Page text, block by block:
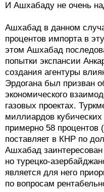
И Ашхабаду не очень
Ашхабад в данном
процентов импорта в
этом Ашхабад
попытки экспансии
создания агентуры
Эрдогана был призван
экономического
газовых проектах.
миллиардов кубических
примерно 58 процентов
поставляет в КНР по
Ашхабад
но турецко-
является для него
по вопросам